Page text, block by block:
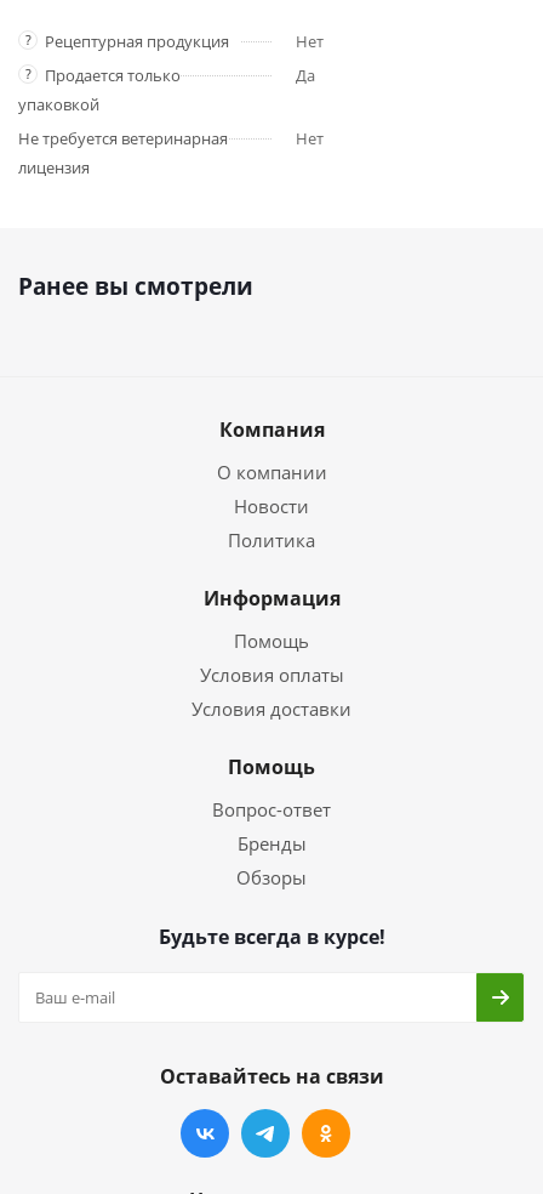
? Рецептурная продукция Нет
?
Продается только
упаковкой
Да
Не требуется ветеринарная
лицензия
Нет
Ранее вы смотрели
Компания
О компании
Новости
Политика
Информация
Помощь
Условия оплаты
Условия доставки
Помощь
Вопрос-ответ
Бренды
Обзоры
Будьте всегда в курсе!
Оставайтесь на связи